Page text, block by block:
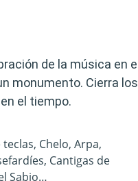
de la música en el
monumento. Cierra los
el tiempo.
Chelo, Arpa,
Cantigas de
Sabio…